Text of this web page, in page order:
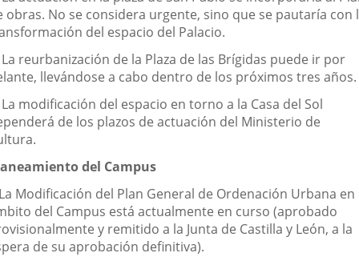
obras. No se considera urgente, sino que se pautaría con
del espacio del Palacio.
reurbanización de la Plaza de las Brígidas puede ir por
llevándose a cabo dentro de los próximos tres años.
modificación del espacio en torno a la Casa del Sol
de los plazos de actuación del Ministerio de
del Campus
Modificación del Plan General de Ordenación Urbana en
del Campus está actualmente en curso (aprobado
y remitido a la Junta de Castilla y León, a la
de su aprobación definitiva).